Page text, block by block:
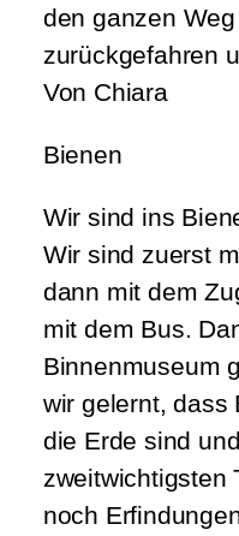
den ganzen
zurückgefahren
Von Chiara
Bienen
Wir sind ins
Wir sind zuerst
dann mit dem
mit dem Bus.
Binnenmuseum
wir gelernt, dass
die Erde sind
zweitwichtigsten
noch